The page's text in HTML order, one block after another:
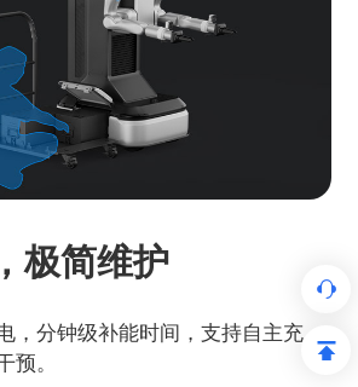
极简维护
，分钟级补能时间，支持自主充
预。